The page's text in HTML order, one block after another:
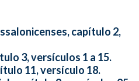
capítulo 2,
3, versículos 1 a 15.
11, versículo 18.